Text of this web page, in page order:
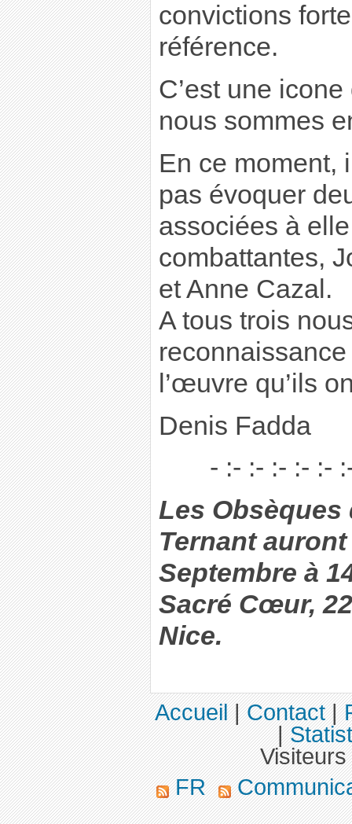
convictions
référence.
C’est une
nous sommes
En ce moment,
pas évoquer
associées à
combattantes,
et Anne Cazal.
A tous trois
l’œuvre qu’ils
Denis Fadda
- :- :- :- :- :-
Les Obsèques
Ternant
Septembre à
Sacré Cœur,
Nice.
Accueil|Contact|
|
FR